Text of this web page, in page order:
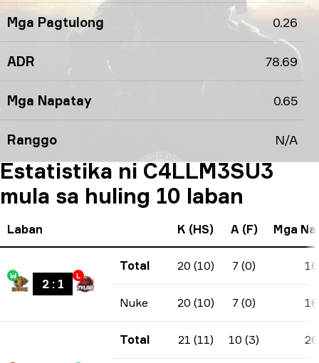
Mga Pagtulong 0.26
ADR 78.69
Mga Napatay 0.65
Ranggo N/A
Estatistika ni C4LLM3SU3
mula sa huling 10 laban
Laban K (HS) A (F) Mga
W
2: 1
L
Total 20 (10) 7 (0) 16
Nuke 20 (10) 7 (0) 16
Total 21 (11) 10 (3) 26